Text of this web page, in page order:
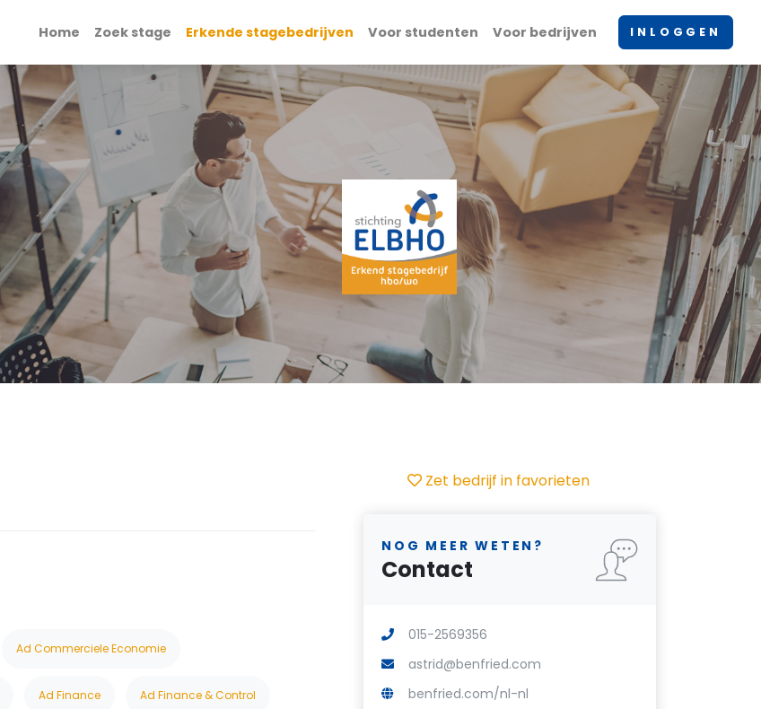
Home Zoek stage Erkende stagebedrijven Voor studenten Voor bedrijven INLOGGEN
Ad Commerciele Economie
Ad Finance Ad Finance & Control
Zet bedrijf in favorieten
NOG MEER WETEN?
Contact
015-2569356
astrid@benfried.com
benfried.com/nl-nl